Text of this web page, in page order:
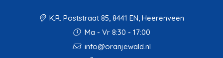
K.R. Poststraat 85, 8441 EN, Heerenveen
Ma - Vr 8:30 - 17:00
info@oranjewald.nl